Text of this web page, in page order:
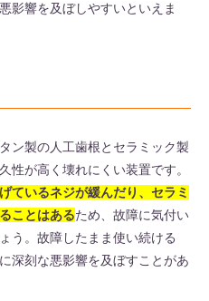
影響を及ぼしやすいといえま
ン製の人工歯根とセラミック製
性が高く壊れにくい装置です。
ているネジが緩んだり、セラミ
ことはあるため、故障に気付い
う。故障したまま使い続ける
深刻な悪影響を及ぼすことがあ